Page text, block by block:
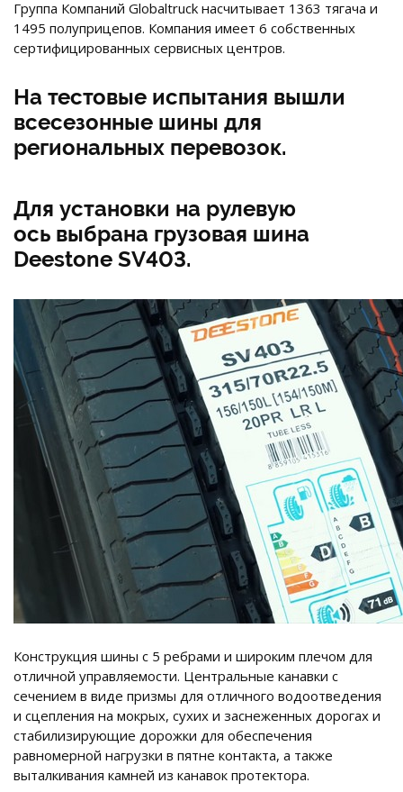
Группа Компаний Globaltruck насчитывает 1363 тягача и
1495 полуприцепов. Компания имеет 6 собственных
сертифицированных сервисных центров.
На тестовые испытания вышли
всесезонные шины для
региональных перевозок.
Для установки на рулевую
ось выбрана грузовая шина
Deestone SV403.
Конструкция шины с 5 ребрами и широким плечом для
отличной управляемости. Центральные канавки с
сечением в виде призмы для отличного водоотведения
и сцепления на мокрых, сухих и заснеженных дорогах и
стабилизирующие дорожки для обеспечения
равномерной нагрузки в пятне контакта, а также
выталкивания камней из канавок протектора.